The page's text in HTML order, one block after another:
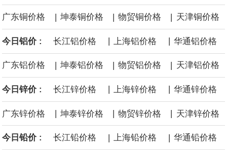
面战舰项目之一。 根据CBO的初步估算，首舰造价约234亿美元，
后续14艘平均每艘约180亿美元。
黄金价格有望录得自今年1月以来最大单周涨幅。油价走弱为金价提
供支撑，同时投资者正等待美国非农就业数据，以寻找美国利率前
景的线索。StoneX高级分析师马特·辛普森表示，中东和平前景改善
广东铜价格 | 坤泰铜价格 | 物贸铜价格 | 天津铜价格
今日铝价 : 长江铝价格 上海铝价格 华通铝价格
广东铝价格 | 坤泰铝价格 | 物贸铝价格 | 天津铝价格
今日锌价 : 长江锌价格 上海锌价格 华通锌价格
广东锌价格 | 坤泰锌价格 | 物贸锌价格 | 天津锌价格
今日铅价 : 长江铅价格 | 上海铅价格 | 华通铅价格